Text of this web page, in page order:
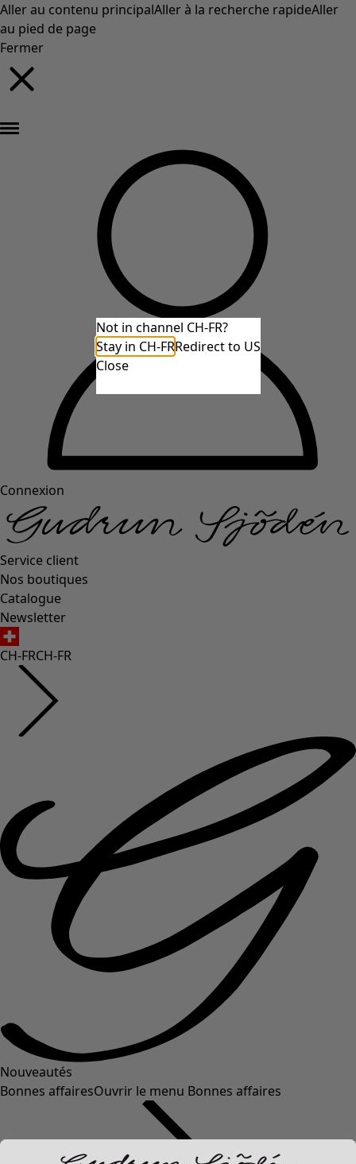
Aller au contenu principalAller à la recherche rapideAller
au pied de page
Fermer
Connexion
Service client
Nos boutiques
Catalogue
Newsletter
CH-FRCH-FR
Nouveautés
Bonnes affairesOuvrir le menu Bonnes affaires
Not in channel CH-FR?
Stay in CH-FRRedirect to US
Close